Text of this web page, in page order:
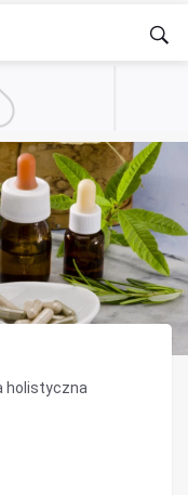
holistyczna